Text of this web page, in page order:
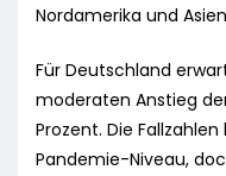
Nordamerika und
Für Deutschland
moderaten Anstieg
Prozent. Die
Pandemie-Niveau,